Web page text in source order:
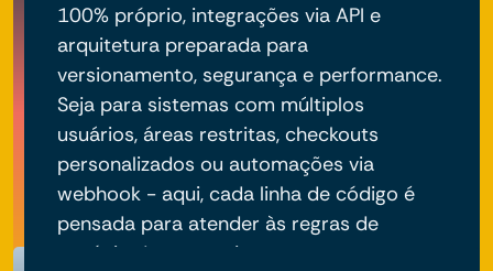
100% próprio, integrações via API e
arquitetura preparada para
versionamento, segurança e performance.
Seja para sistemas com múltiplos
usuários, áreas restritas, checkouts
personalizados ou automações via
webhook - aqui, cada linha de código é
pensada para atender às regras de
negócio do seu projeto.